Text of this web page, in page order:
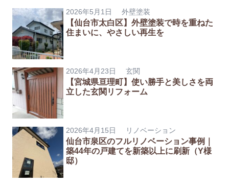
2026年5月1日 外壁塗装
【仙台市太白区】外壁塗装で時を重ねた
住まいに、やさしい再生を
2026年4月23日 玄関
【宮城県亘理町】使い勝手と美しさを両
立した玄関リフォーム
2026年4月15日 リノベーション
仙台市泉区のフルリノベーション事例｜
築44年の戸建てを新築以上に刷新（Y様
邸）